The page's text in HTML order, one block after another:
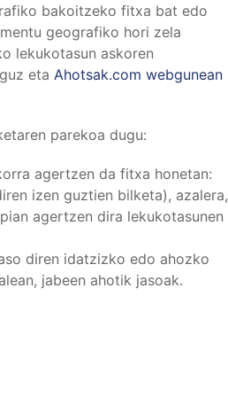
bakoitzeko fitxa bat edo
geografiko hori zela
lekukotasun askoren
eta Ahotsak.com webgunean
parekoa dugu:
agertzen da fitxa honetan:
izen guztien bilketa), azalera,
agertzen dira lekukotasunen
diren idatzizko edo ahozko
jabeen ahotik jasoak.